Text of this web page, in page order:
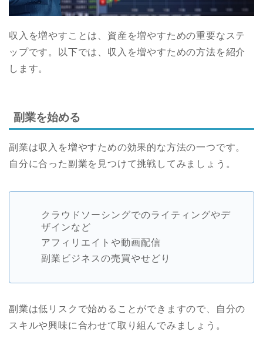
収入を増やすことは、資産を増やすための重要なステ
ップです。以下では、収入を増やすための方法を紹介
します。
副業を始める
副業は収入を増やすための効果的な方法の一つです。
自分に合った副業を見つけて挑戦してみましょう。
クラウドソーシングでのライティングやデ
ザインなど
アフィリエイトや動画配信
副業ビジネスの売買やせどり
副業は低リスクで始めることができますので、自分の
スキルや興味に合わせて取り組んでみましょう。